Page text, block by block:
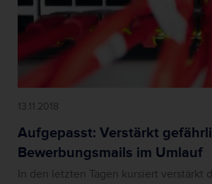
13.11.2018
Aufgepasst: Verstärkt
Bewerbungsmails im Umlauf
In den letzten Tagen kursiert verstärkt